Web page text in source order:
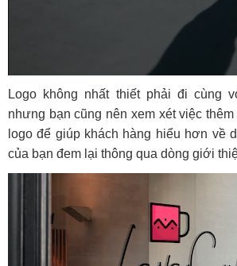
Logo không nhất thiết phải đi cùng
nhưng bạn cũng nên xem xét việc
logo để giúp khách hàng hiểu hơn về
của bạn đem lại thông qua dòng giới